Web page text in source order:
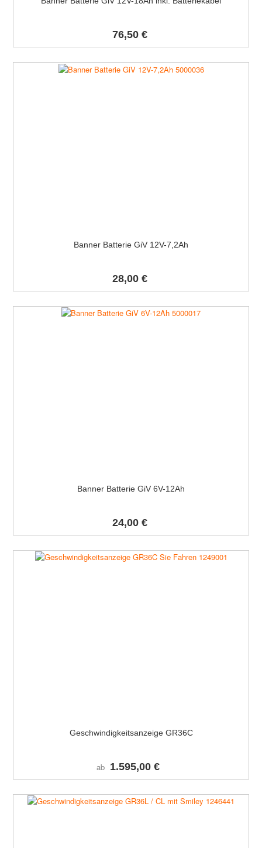
76,50 €
Banner Batterie GiV 12V-7,2Ah
28,00 €
Banner Batterie GiV 6V-12Ah
24,00 €
Geschwindigkeitsanzeige GR36C
ab 1.595,00 €